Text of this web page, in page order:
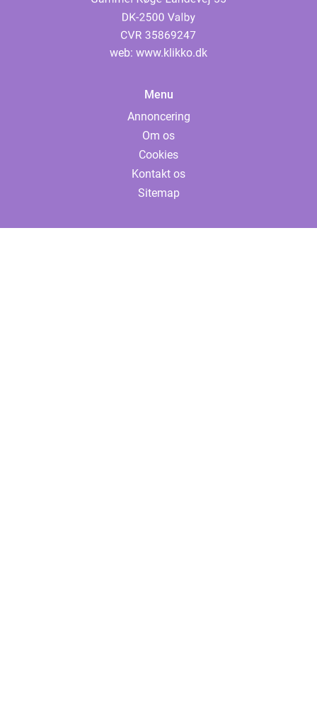
web: www.klikko.dk
Menu
Annoncering
Om os
Cookies
Kontakt os
Sitemap